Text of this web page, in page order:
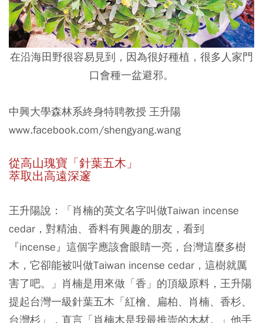
在沿海田野很容易見到，因為很好種植，很多人家門
口會種一盆避邪。
中興大學森林系終身特聘教授 王升陽
www.facebook.com/shengyang.wang
從高山瑰寶「針葉五木」
萃取出高遠深邃
王升陽說：「肖楠的英文名字叫做Taiwan incense
cedar，對精油、香料有興趣的朋友，看到
『incense』這個字應該會眼睛一亮，台灣這麼多樹
木，它卻能被叫做Taiwan incense cedar，這樹就厲
害了吧。」肖楠是用來做「香」的頂級原料，王升陽
提起台灣一級針葉五木「紅檜、扁柏、肖楠、香杉、
台灣杉」，直言「肖楠木是我最推崇的木材。」他手